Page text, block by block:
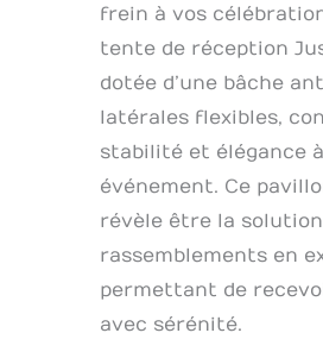
frein à vos
tente de réception
dotée d’une bâche
latérales flexibles,
stabilité et élégance
événement. Ce
révèle être la
rassemblements en
permettant de
avec sérénité.